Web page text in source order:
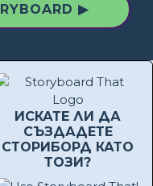
▶
ИСКАТЕ ЛИ ДА
СЪЗДАДЕТЕ
СТОРИБОРД КАТО
ТОЗИ?